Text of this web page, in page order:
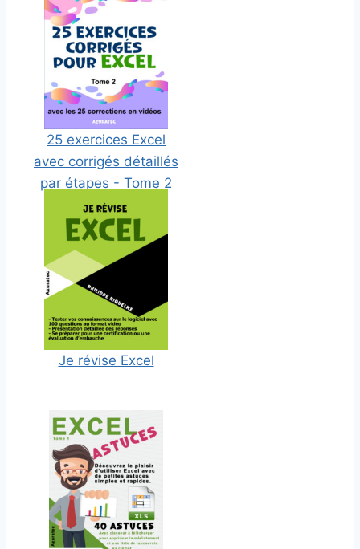
25 exercices Excel
avec corrigés détaillés
par étapes - Tome 2
Je révise Excel